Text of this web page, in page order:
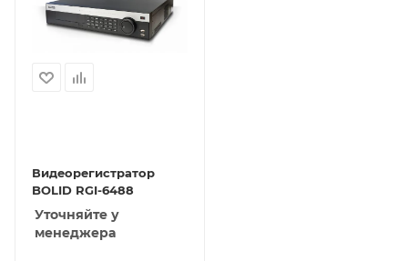
Видеорегистратор
BOLID RGI-6488
Уточняйте у
менеджера